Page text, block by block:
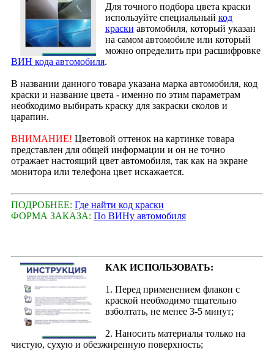
Для точного подбора цвета краски
используйте специальный код
краски автомобиля, который указан
на самом автомобиле или который
можно определить при расшифровке
ВИН кода автомобиля.
В названии данного товара указана марка автомобиля, код
краски и название цвета - именно по этим параметрам
необходимо выбирать краску для закраски сколов и
царапин.
ВНИМАНИЕ! Цветовой оттенок на картинке товара
представлен для общей информации и он не точно
отражает настоящий цвет автомобиля, так как на экране
монитора или телефона цвет искажается.
ПОДРОБНЕЕ: Где найти код краски
ФОРМА ЗАКАЗА: По ВИНу автомобиля
КАК ИСПОЛЬЗОВАТЬ:
1. Перед применением флакон с
краской необходимо тщательно
взболтать, не менее 3-5 минут;
2. Наносить материалы только на
чистую, сухую и обезжиренную поверхность;